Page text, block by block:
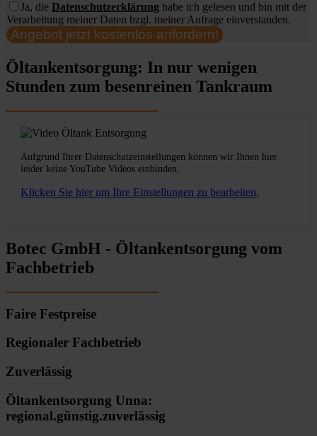
Ja, die Datenschutzerklärung habe ich gelesen und bin mit der
Verarbeitung meiner Daten bzgl. meiner Anfrage einverstanden.
Angebot jetzt kostenlos anfordern!
Öltankentsorgung: In nur wenigen
Stunden zum besenreinen Tankraum
Aufgrund Ihrer Datenschutzeinstellungen können wir Ihnen hier
leider keine YouTube Videos einbinden.
Klicken Sie hier um Ihre Einstellungen zu bearbeiten.
Botec GmbH - Öltankentsorgung vom
Fachbetrieb
Faire Festpreise
Regionaler Fachbetrieb
Zuverlässig
Öltankentsorgung Unna:
regional.günstig.zuverlässig